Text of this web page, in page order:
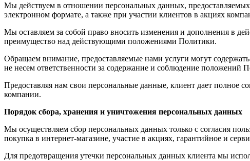
Мы действуем в отношении персональных данных, предоставляемых
электронном формате, а также при участии клиентов в акциях
Мы оставляем за собой право вносить изменения и дополнения в
преимущество над действующими положениями Политики.
Обращаем внимание, предоставляемые нами услуги могут
не несем ответственности за содержание и соблюдение
Предоставляя нам свои персональные данные, клиент дает
компании.
Порядок сбора, хранения и уничтожения персональных данных
Мы осуществляем сбор персональных данных только с согласия
покупка в интернет-магазине, участие в акциях, гарантийное и
Для предотвращения утечки персональных данных клиента мы